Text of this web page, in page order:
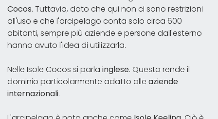
Cocos. Tuttavia, dato che qui non ci sono restrizioni
all'uso e che l'arcipelago conta solo circa 600
abitanti, sempre più aziende e persone dall'esterno
hanno avuto l'idea di utilizzarla.
Nelle Isole Cocos si parla inglese. Questo rende il
dominio particolarmente adatto alle aziende
internazionali.